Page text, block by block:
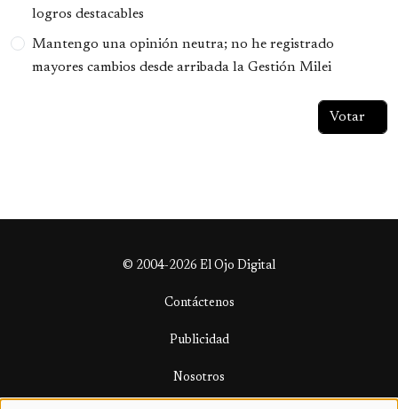
logros destacables
Mantengo una opinión neutra; no he registrado
mayores cambios desde arribada la Gestión Milei
© 2004-2026 El Ojo Digital
Contáctenos
Publicidad
Nosotros